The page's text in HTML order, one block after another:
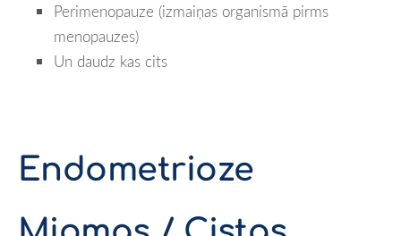
Perimenopauze (izmaiņas organismā pirms
menopauzes)
Un daudz kas cits
Endometrioze